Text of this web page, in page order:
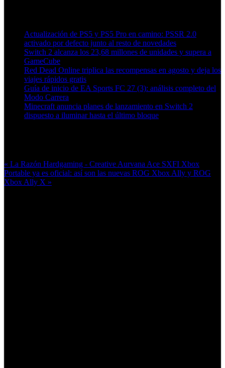
Actualización de PS5 y PS5 Pro en camino: PSSR 2.0
activado por defecto junto al resto de novedades
Switch 2 alcanza los 23,68 millones de unidades y supera a
GameCube
Red Dead Online triplica las recompensas en agosto y deja los
viajes rápidos gratis
Guía de inicio de EA Sports FC 27 (3): análisis completo del
Modo Carrera
Minecraft anuncia planes de lanzamiento en Switch 2
dispuesto a iluminar hasta el último bloque
« La Razón Hardgaming - Creative Aurvana Ace SXFI Xbox
Portable ya es oficial: así son las nuevas ROG Xbox Ally y ROG
Xbox Ally X »